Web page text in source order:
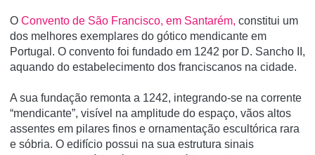
O Convento de São Francisco, em Santarém, constitui um
dos melhores exemplares do gótico mendicante em
Portugal. O convento foi fundado em 1242 por D. Sancho II,
aquando do estabelecimento dos franciscanos na cidade.
A sua fundação remonta a 1242, integrando-se na corrente
“mendicante”, visível na amplitude do espaço, vãos altos
assentes em pilares finos e ornamentação escultórica rara
e sóbria. O edifício possui na sua estrutura sinais